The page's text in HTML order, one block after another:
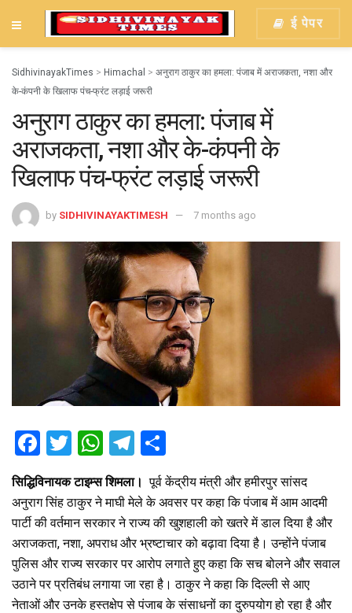
ई पेपर
SidhivinayakTimes > Himachal > अनुराग ठाकुर का हमला: पंजाब में अराजकता, नशा और
के-कंपनी के खिलाफ पंच-फ्रंट लड़ाई जरूरी
अनुराग ठाकुर का हमला: पंजाब में
अराजकता, नशा और के-कंपनी के
खिलाफ पंच-फ्रंट लड़ाई जरूरी
by SIDHIVINAYAKTIMESH 7 months ago
F
a
ce
b
o
o
k
T
tt
er
W
h
at
s
A
p
p
T
e
gr
a
m
h
ar
e
सिद्धिविनायक टाइम्स शिमला। पूर्व केंद्रीय मंत्री और हमीरपुर सांसद
अनुराग सिंह ठाकुर ने माघी मेले के अवसर पर कहा कि पंजाब में आम आदमी
पार्टी की वर्तमान सरकार ने राज्य की खुशहाली को खतरे में डाल दिया है और
अराजकता, नशा, अपराध और भ्रष्टाचार को बढ़ावा दिया है। उन्होंने पंजाब
पुलिस और राज्य सरकार पर आरोप लगाते हुए कहा कि सच बोलने और सवाल
उठाने पर प्रतिबंध लगाया जा रहा है। ठाकुर ने कहा कि दिल्ली से आए
नेताओं और उनके हस्तक्षेप से पंजाब के संसाधनों का दुरुपयोग हो रहा है और